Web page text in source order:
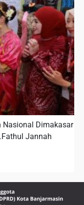
Nasional Dimakasar
Jannah